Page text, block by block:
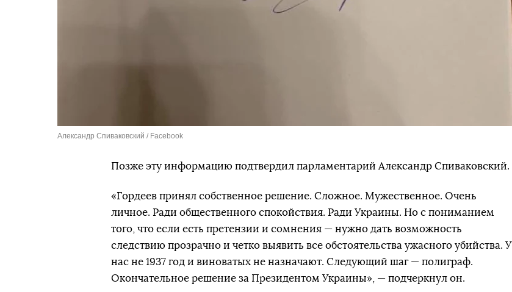
Александр Спиваковский / Facebook
Позже эту информацию подтвердил парламентарий Александр Спиваковский.
«Гордеев принял собственное решение. Сложное. Мужественное. Очень
личное. Ради общественного спокойствия. Ради Украины. Но с пониманием
того, что если есть претензии и сомнения — нужно дать возможность
следствию прозрачно и четко выявить все обстоятельства ужасного убийства. У
нас не 1937 год и виноватых не назначают. Следующий шаг — полиграф.
Окончательное решение за Президентом Украины», — подчеркнул он.